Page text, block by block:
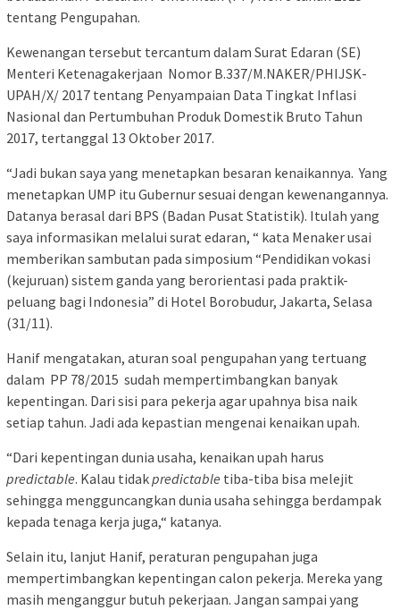
tentang Pengupahan.
Kewenangan tersebut tercantum dalam Surat Edaran (SE)
Menteri Ketenagakerjaan Nomor B.337/M.NAKER/PHIJSK-
UPAH/X/ 2017 tentang Penyampaian Data Tingkat Inflasi
Nasional dan Pertumbuhan Produk Domestik Bruto Tahun
2017, tertanggal 13 Oktober 2017.
“Jadi bukan saya yang menetapkan besaran kenaikannya. Yang
menetapkan UMP itu Gubernur sesuai dengan kewenangannya.
Datanya berasal dari BPS (Badan Pusat Statistik). Itulah yang
saya informasikan melalui surat edaran, “ kata Menaker usai
memberikan sambutan pada simposium “Pendidikan vokasi
(kejuruan) sistem ganda yang berorientasi pada praktik-
peluang bagi Indonesia” di Hotel Borobudur, Jakarta, Selasa
(31/11).
Hanif mengatakan, aturan soal pengupahan yang tertuang
dalam PP 78/2015 sudah mempertimbangkan banyak
kepentingan. Dari sisi para pekerja agar upahnya bisa naik
setiap tahun. Jadi ada kepastian mengenai kenaikan upah.
“Dari kepentingan dunia usaha, kenaikan upah harus
predictable. Kalau tidakpredictable tiba-tiba bisa melejit
sehingga mengguncangkan dunia usaha sehingga berdampak
kepada tenaga kerja juga,“ katanya.
Selain itu, lanjut Hanif, peraturan pengupahan juga
mempertimbangkan kepentingan calon pekerja. Mereka yang
masih menganggur butuh pekerjaan. Jangan sampai yang